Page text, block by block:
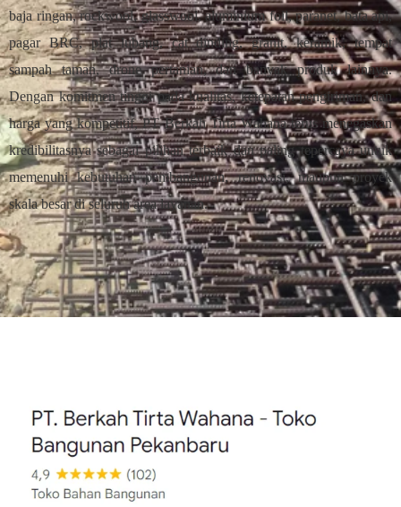
baja ringan, rockwool, glasswool, aluminium foil, paranet, bata api,
pagar BRC, plat lubang, cat dinding, granit, keramik, tempat
sampah taman, drone pertanian, dan banyak produk lainnya.
Dengan komitmen tinggi pada kualitas, ketepatan pengiriman, dan
harga yang kompetitif, PT Berkah Tirta Wahana terus menegaskan
kredibilitasnya sebagai pilihan terbaik dan paling tepercaya untuk
memenuhi kebutuhan pembangunan, renovasi, maupun proyek
skala besar di seluruh area layanan.